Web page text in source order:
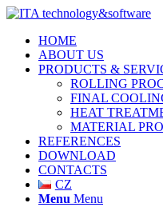
HOME
ABOUT US
PRODUCTS &
ROLLING
FINAL
HEAT
MATERIAL
REFERENCES
DOWNLOAD
CONTACTS
CZ
Menu Menu